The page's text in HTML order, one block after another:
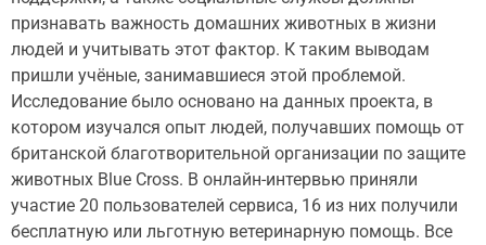
признавать важность домашних животных в жизни
людей и учитывать этот фактор. К таким выводам
пришли учёные, занимавшиеся этой проблемой.
Исследование было основано на данных проекта, в
котором изучался опыт людей, получавших помощь от
британской благотворительной организации по защите
животных Blue Cross. В онлайн-интервью приняли
участие 20 пользователей сервиса, 16 из них получили
бесплатную или льготную ветеринарную помощь. Все